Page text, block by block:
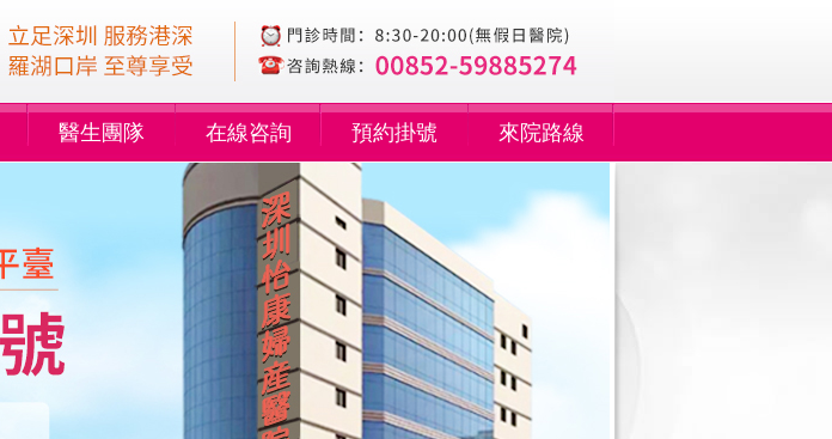
醫生團隊 在線咨詢 預約掛號 來院路線